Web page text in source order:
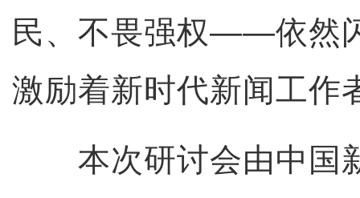
民、不畏强权——依然
激励着新时代新闻工作
本次研讨会由中国